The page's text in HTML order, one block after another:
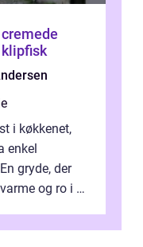
i køkkenet,
enkel
gryde, der
og ro i en